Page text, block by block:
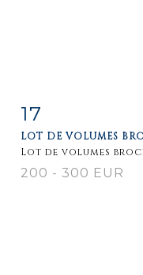
Item detail
17
LOT DE VOLUMES
Lot de volumes
200 - 300 EUR